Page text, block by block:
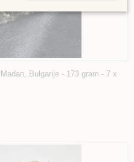
Bulgarije - 173 gram - 7 x